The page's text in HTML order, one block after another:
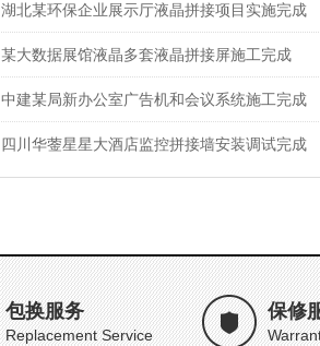
湖北某环保企业展示厅液晶拼接项目实施完成
某大数据展馆液晶多套液晶拼接屏施工完成
中建某局新办公室广告机和会议系统施工完成
四川华蓥星星大酒店监控拼接墙安装调试完成
包换服务
Replacement Service
保修